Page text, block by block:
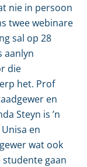
nie in persoon
twee webinare
sal op 28
aanlyn
die
het. Prof
en
Steyn is ’n
en
wat ook
studente gaan